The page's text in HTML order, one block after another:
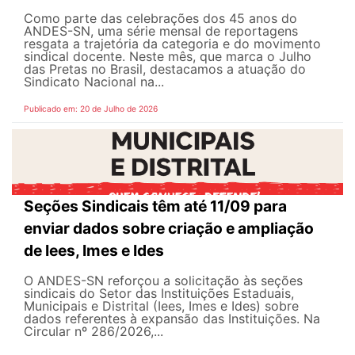
Como parte das celebrações dos 45 anos do
ANDES-SN, uma série mensal de reportagens
resgata a trajetória da categoria e do movimento
sindical docente. Neste mês, que marca o Julho
das Pretas no Brasil, destacamos a atuação do
Sindicato Nacional na...
Publicado em: 20 de Julho de 2026
Seções Sindicais têm até 11/09 para
enviar dados sobre criação e ampliação
de Iees, Imes e Ides
O ANDES-SN reforçou a solicitação às seções
sindicais do Setor das Instituições Estaduais,
Municipais e Distrital (Iees, Imes e Ides) sobre
dados referentes à expansão das Instituições. Na
Circular nº 286/2026,...